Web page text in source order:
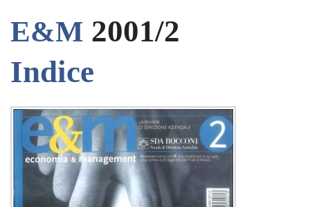
E&M 2001/2
Indice